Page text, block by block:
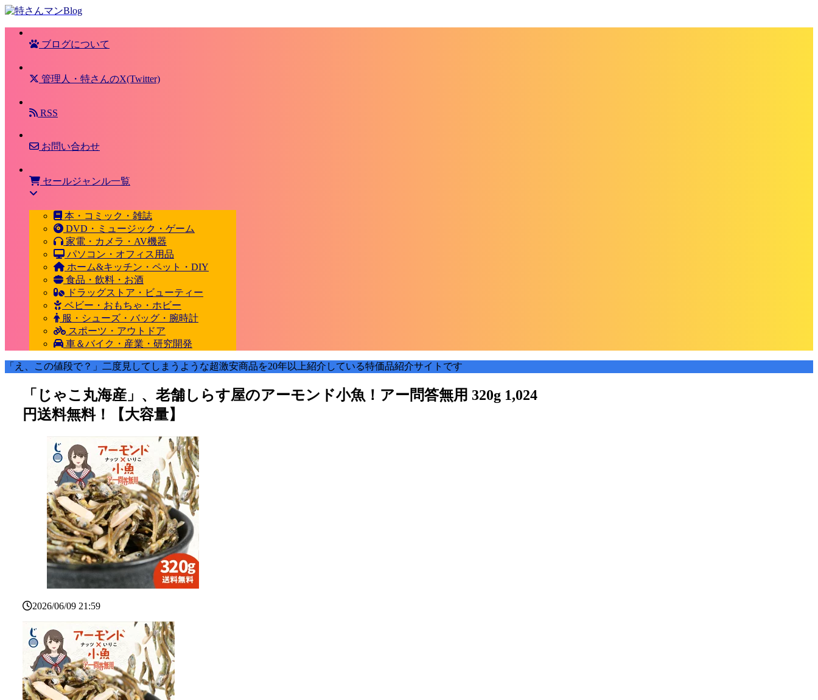
ブログについて
管理人・特さんのX(Twitter)
RSS
お問い合わせ
セールジャンル一覧
本・コミック・雑誌
DVD・ミュージック・ゲーム
家電・カメラ・AV機器
パソコン・オフィス用品
ホーム&キッチン・ペット・DIY
食品・飲料・お酒
ドラッグストア・ビューティー
ベビー・おもちゃ・ホビー
服・シューズ・バッグ・腕時計
スポーツ・アウトドア
車＆バイク・産業・研究開発
「え、この値段で？」二度見してしまうような超激安商品を20年以上紹介している特価品紹介サイトです
「じゃこ丸海産」、老舗しらす屋のアーモンド小魚！アー問答無用 320g 1,024
円送料無料！【大容量】
2026/06/09 21:59